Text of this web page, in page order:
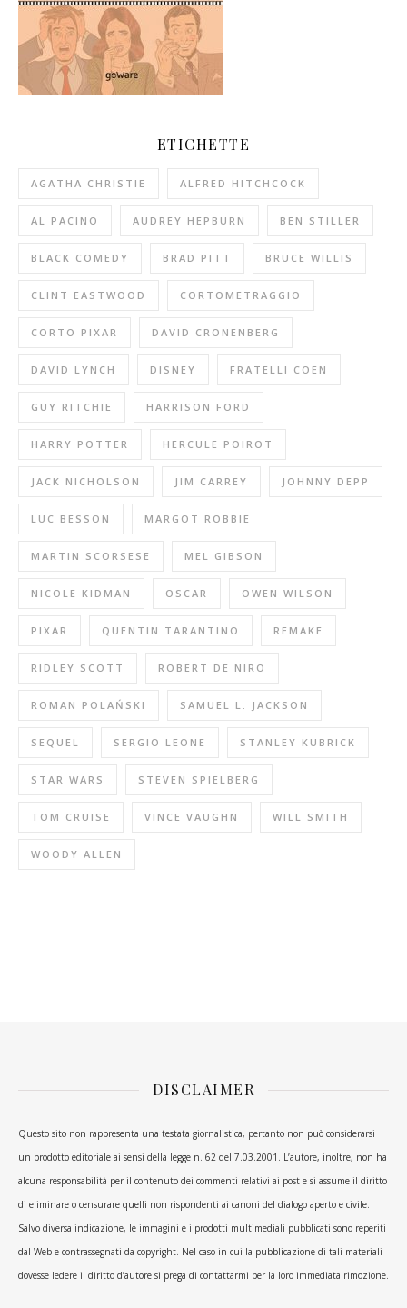
ETICHETTE
AGATHA CHRISTIE ALFRED HITCHCOCK
AL PACINO AUDREY HEPBURN BEN STILLER
BLACK COMEDY BRAD PITT BRUCE WILLIS
CLINT EASTWOOD CORTOMETRAGGIO
CORTO PIXAR DAVID CRONENBERG
DAVID LYNCH DISNEY FRATELLI COEN
GUY RITCHIE HARRISON FORD
HARRY POTTER HERCULE POIROT
JACK NICHOLSON JIM CARREY JOHNNY DEPP
LUC BESSON MARGOT ROBBIE
MARTIN SCORSESE MEL GIBSON
NICOLE KIDMAN OSCAR OWEN WILSON
PIXAR QUENTIN TARANTINO REMAKE
RIDLEY SCOTT ROBERT DE NIRO
ROMAN POLAŃSKI SAMUEL L. JACKSON
SEQUEL SERGIO LEONE STANLEY KUBRICK
STAR WARS STEVEN SPIELBERG
TOM CRUISE VINCE VAUGHN WILL SMITH
WOODY ALLEN
DISCLAIMER
Questo sito non rappresenta una testata giornalistica, pertanto non può considerarsi
un prodotto editoriale ai sensi della legge n. 62 del 7.03.2001. L’autore, inoltre, non ha
alcuna responsabilità per il contenuto dei commenti relativi ai post e si assume il diritto
di eliminare o censurare quelli non rispondenti ai canoni del dialogo aperto e civile.
Salvo diversa indicazione, le immagini e i prodotti multimediali pubblicati sono reperiti
dal Web e contrassegnati da copyright. Nel caso in cui la pubblicazione di tali materiali
dovesse ledere il diritto d’autore si prega di contattarmi per la loro immediata rimozione.